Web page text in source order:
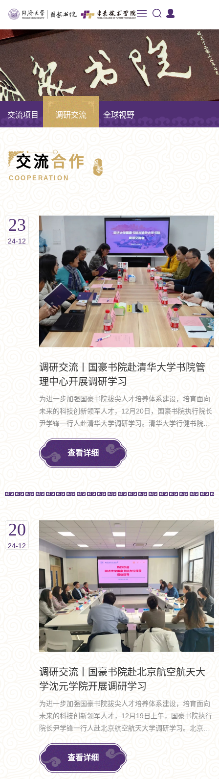
交流项目 调研交流 全球视野
交流合作
COOPERATION
23
24-12
调研交流丨国豪书院赴清华大学书院管
理中心开展调研学习
为进一步加强国豪书院拔尖人才培养体系建设，培育面向
未来的科技创新领军人才，12月20日，国豪书院执行院长
尹学锋一行人赴清华大学调研学习。清华大学行健书院院
琛、书院党委笃实书院学生工作组组长闻立杰、书院管理
中心教务综合高级主管高永丽、书院学业发展主管朱晓
查看详细
20
24-12
调研交流丨国豪书院赴北京航空航天大
学沈元学院开展调研学习
为进一步加强国豪书院拔尖人才培养体系建设，培育面向
未来的科技创新领军人才，12月19日上午，国豪书院执行
院长尹学锋一行人赴北京航空航天大学调研学习。北京航
副书记王涛、未来空天技术学院教学秘书程薇、田圆以及
专职辅导员宫凡等参与本次调研座谈。
查看详细